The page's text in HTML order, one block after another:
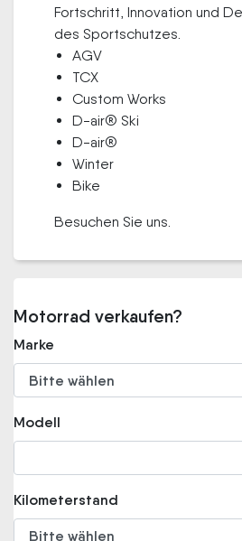
Fortschritt, Innovation und
des Sportschutzes.
AGV
TCX
Custom Works
D-air® Ski
D-air®
Winter
Bike
Besuchen Sie uns.
Motorrad verkaufen?
Marke
Modell
Kilometerstand